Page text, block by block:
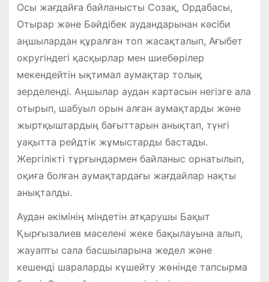
Осы жағдайға байланысты Созақ, Ордабасы,
Отырар және Бәйдібек аудандарынан кәсіби
аңшылардан құралған топ жасақталып, Ағыбет
округіндегі қасқырлар мен шиебөрілер
мекендейтін ықтимал аумақтар толық
зерделенді. Аңшылар аудан картасын негізге ала
отырып, шабуыл орын алған аумақтарды және
жыртқыштардың бағыттарын анықтап, түнгі
уақытта рейдтік жұмыстарды бастады.
Жергілікті тұрғындармен байланыс орнатылып,
оқиға болған аумақтардағы жағдайлар нақты
анықталды.
Аудан әкімінің міндетін атқарушы Бақыт
Қырғызалиев мәселені жеке бақылауына алып,
жауапты сала басшыларына жедел және
кешенді шараларды күшейту жөнінде тапсырма